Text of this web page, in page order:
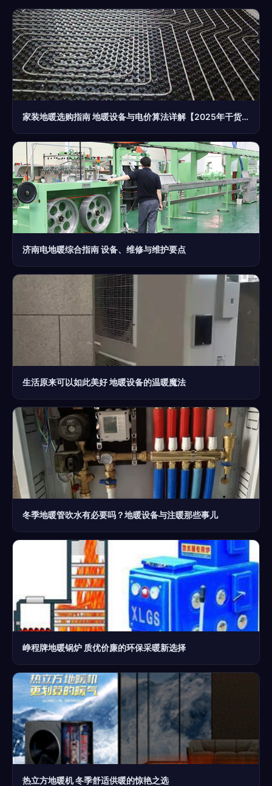
家装地暖选购指南 地暖设备与电价算法详解【2025年干货】
济南电地暖综合指南 设备、维修与维护要点
生活原来可以如此美好 地暖设备的温暖魔法
冬季地暖管吹水有必要吗？地暖设备与注暖那些事儿
峥程牌地暖锅炉 质优价廉的环保采暖新选择
热立方地暖机 冬季舒适供暖的惊艳之选